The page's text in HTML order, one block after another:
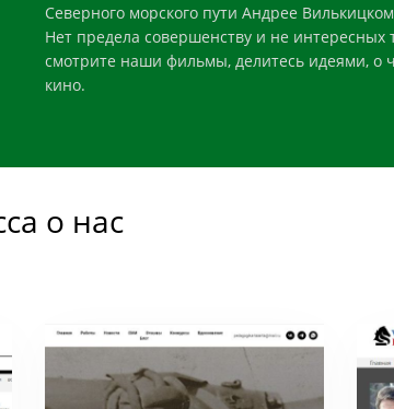
Северного морского пути Андрее
Нет предела совершенству и не интересных
смотрите наши фильмы, делитесь идеями, о
кино.
о нас